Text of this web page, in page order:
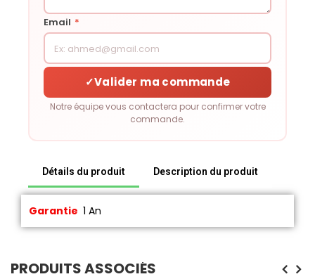
Email *
✓Valider ma commande
Notre équipe vous contactera pour confirmer votre
commande.
Détails du produit Description du produit
Garantie 1 An
PRODUITS ASSOCIÉS